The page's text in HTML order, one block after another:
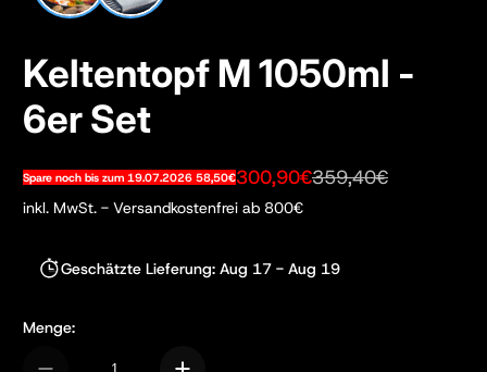
Keltentopf M 1050ml -
6er Set
Spare noch bis zum 19.07.2026 58,50€Sale-Preis
300,90€
Regulärer Preis
359,40€
inkl. MwSt. - Versandkostenfrei ab 800€
Geschätzte Lieferung: Aug 17 - Aug 19
Menge: